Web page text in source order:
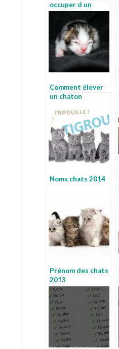
occuper d un
chaton
Comment élever
un chaton
Noms chats 2014
Prénom des chats
2013